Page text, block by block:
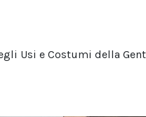
Usi e Costumi della